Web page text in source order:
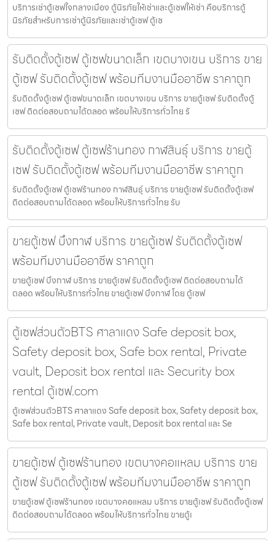
บริการเช่าตู้เซฟใจกลางเมือง ตู้นิรภัยให้เช่าและตู้เซฟให้เช่า คือบริการตู้
นิรภัยสำหรับการเช่าตู้นิรภัยและเช่าตู้เซฟ ตู้เซ
รับติดตั้งตู้เซฟ ตู้เซฟขนาดเล็ก เขตบางเขน บริการ ขาย
ตู้เซฟ รับติดตั้งตู้เซฟ พร้อมทีมงานมืออาชีพ ราคาถูก
รับติดตั้งตู้เซฟ ตู้เซฟขนาดเล็ก เขตบางเขน บริการ ขายตู้เซฟ รับติดตั้งตู้
เซฟ ติดต่อสอบถามได้ตลอด พร้อมให้บริการทั่วไทย รั
รับติดตั้งตู้เซฟ ตู้เซฟร้านทอง กาฬสินธุ์ บริการ ขายตู้
เซฟ รับติดตั้งตู้เซฟ พร้อมทีมงานมืออาชีพ ราคาถูก
รับติดตั้งตู้เซฟ ตู้เซฟร้านทอง กาฬสินธุ์ บริการ ขายตู้เซฟ รับติดตั้งตู้เซฟ
ติดต่อสอบถามได้ตลอด พร้อมให้บริการทั่วไทย รับ
ขายตู้เซฟ บึงกาฬ บริการ ขายตู้เซฟ รับติดตั้งตู้เซฟ
พร้อมทีมงานมืออาชีพ ราคาถูก
ขายตู้เซฟ บึงกาฬ บริการ ขายตู้เซฟ รับติดตั้งตู้เซฟ ติดต่อสอบถามได้
ตลอด พร้อมให้บริการทั่วไทย ขายตู้เซฟ บึงกาฬ โดย ตู้เซฟ
ตู้เซฟส่วนตัวBTS ศาลาแดง Safe deposit box,
Safety deposit box, Safe box rental, Private
vault, Deposit box rental และ Security box
rental ตู้เซฟ.com
ตู้เซฟส่วนตัวBTS ศาลาแดง Safe deposit box, Safety deposit box,
Safe box rental, Private vault, Deposit box rental และ Se
ขายตู้เซฟ ตู้เซฟร้านทอง เขตบางคอแหลม บริการ ขาย
ตู้เซฟ รับติดตั้งตู้เซฟ พร้อมทีมงานมืออาชีพ ราคาถูก
ขายตู้เซฟ ตู้เซฟร้านทอง เขตบางคอแหลม บริการ ขายตู้เซฟ รับติดตั้งตู้เซฟ
ติดต่อสอบถามได้ตลอด พร้อมให้บริการทั่วไทย ขายตู้เ